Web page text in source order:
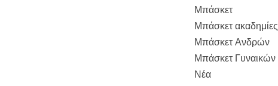
Μπάσκετ
Μπάσκετ ακαδημίες
Μπάσκετ Ανδρών
Μπάσκετ Γυναικών
Νέα